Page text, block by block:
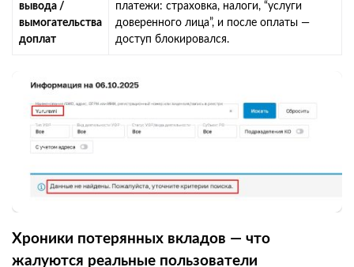
вывода /
вымогательства
доплат
платежи: страховка, налоги, “услуги
доверенного лица”, и после оплаты —
доступ блокировался.
Хроники потерянных вкладов — что
жалуются реальные пользователи